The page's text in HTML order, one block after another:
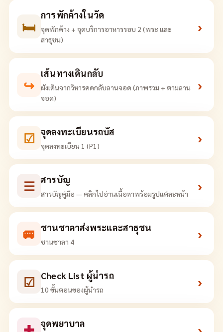
🛏
การพักค้างในวัด
จุดพักค้าง + จุดบริการอาหารรอบ 2 (พระ และ
สาธุชน)
›
↪
เส้นทางเดินกลับ
ผังเดินจากวิหารคดกลับลานจอด (ภาพรวม + ตามลาน
จอด)
›
☑ จุดลงทะเบียนรถบัส
จุดลงทะเบียน 1 (P1) ›
☰ สารบัญ
สารบัญคู่มือ — คลิกไปอ่านเนื้อหาพร้อมรูปแต่ละหน้า ›
🚐 ชานชาลาส่งพระและสาธุชน
ชานชาลา 4 ›
☑ Check List ผู้นำรถ
10 ขั้นตอนของผู้นำรถ ›
จุดพยาบาล